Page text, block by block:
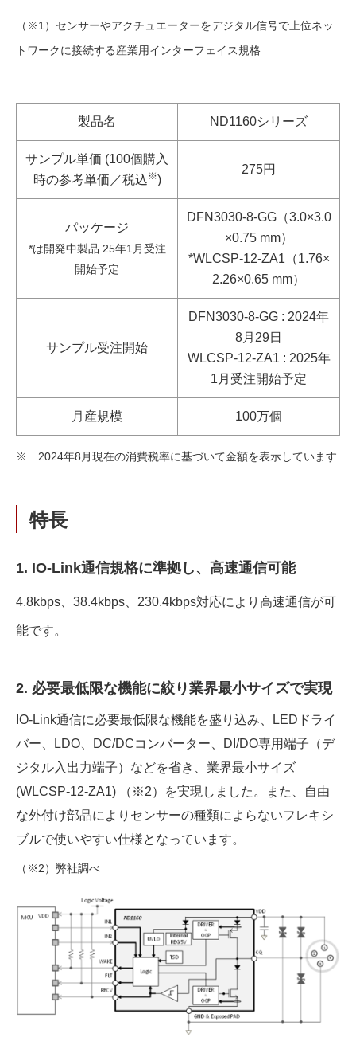
（※1）センサーやアクチュエーターをデジタル信号で上位ネッ
トワークに接続する産業用インターフェイス規格
製品名 ND1160シリーズ
サンプル単価 (100個購入
時の参考単価／税込※)
275円
パッケージ
*は開発中製品 25年1月受注
開始予定
DFN3030-8-GG（3.0×3.0
×0.75 mm）
*WLCSP-12-ZA1（1.76×
2.26×0.65 mm）
サンプル受注開始
DFN3030-8-GG : 2024年
8月29日
WLCSP-12-ZA1 : 2025年
1月受注開始予定
月産規模 100万個
※ 2024年8月現在の消費税率に基づいて金額を表示しています
特⾧
1. IO-Link通信規格に準拠し、高速通信可能
4.8kbps、38.4kbps、230.4kbps対応により高速通信が可
能です。
2. 必要最低限な機能に絞り業界最小サイズで実現
IO-Link通信に必要最低限な機能を盛り込み、LEDドライ
バー、LDO、DC/DCコンバーター、DI/DO専用端子（デ
ジタル入出力端子）などを省き、業界最小サイズ
(WLCSP-12-ZA1) （※2）を実現しました。また、自由
な外付け部品によりセンサーの種類によらないフレキシ
ブルで使いやすい仕様となっています。
（※2）弊社調べ